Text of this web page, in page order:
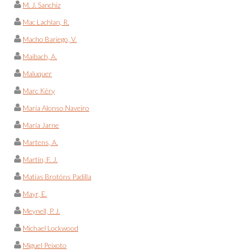
M. J. Sanchiz
Mac Lachlan, R.
Macho Bariego, V.
Maibach, A.
Maluquer
Marc Kéry
María Alonso Naveiro
María Jarne
Martens, A.
Martín, F. J.
Matías Brotóns Padilla
Mayr, E.
Meynell, P. J.
Michael Lockwood
Miguel Peixoto